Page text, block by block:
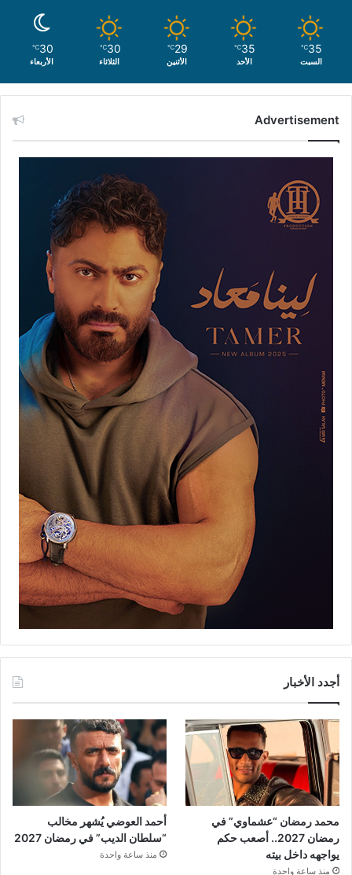
35
℃
السبت
35
℃
الأحد
29
℃
الأثنين
30
℃
الثلاثاء
30
℃
الأربعاء
Advertisement
أجدد الأخبار
محمد رمضان “عشماوي” في
رمضان 2027.. أصعب حكم
يواجهه داخل بيته
منذ ساعة واحدة
أحمد العوضي يُشهر مخالب
“سلطان الديب” في رمضان 2027
منذ ساعة واحدة